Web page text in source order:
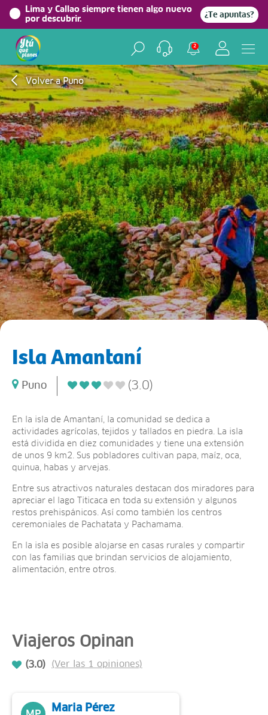
Lima y Callao siempre tienen algo nuevo
por descubrir.
¿Te apuntas?
2
Volver a Puno
Isla Amantaní
Puno (3.0)
En la isla de Amantaní, la comunidad se dedica a
actividades agrícolas, tejidos y tallados en piedra. La isla
está dividida en diez comunidades y tiene una extensión
de unos 9 km2. Sus pobladores cultivan papa, maíz, oca,
quinua, habas y arvejas.
Entre sus atractivos naturales destacan dos miradores para
apreciar el lago Titicaca en toda su extensión y algunos
restos prehispánicos. Así como también los centros
ceremoniales de Pachatata y Pachamama.
En la isla es posible alojarse en casas rurales y compartir
con las familias que brindan servicios de alojamiento,
alimentación, entre otros.
Viajeros Opinan
(3.0) (Ver las 1 opiniones)
Maria Pérez